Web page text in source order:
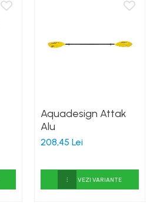
Aquadesign Attak
Alu
208,45 Lei
VEZI VARIANTE